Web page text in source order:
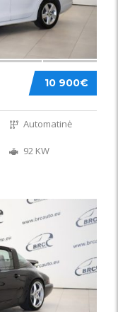
10 900€
Automatinė
92 KW